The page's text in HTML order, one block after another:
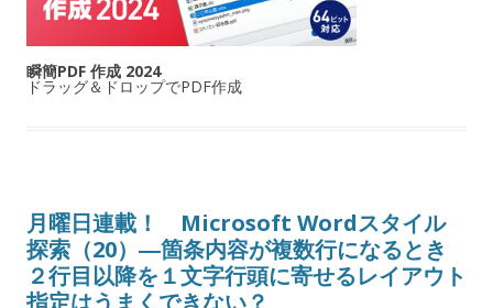
瞬簡PDF 作成 2024
ドラッグ＆ドロップでPDF作成
月曜日連載！ Microsoft Wordスタイル
探索（20）―箇条内容が複数行になるとき
２行目以降を１文字行頭に寄せるレイアウト